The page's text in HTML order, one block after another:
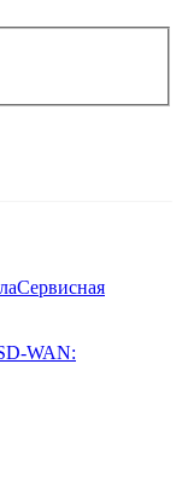
Сервисная
WAN: